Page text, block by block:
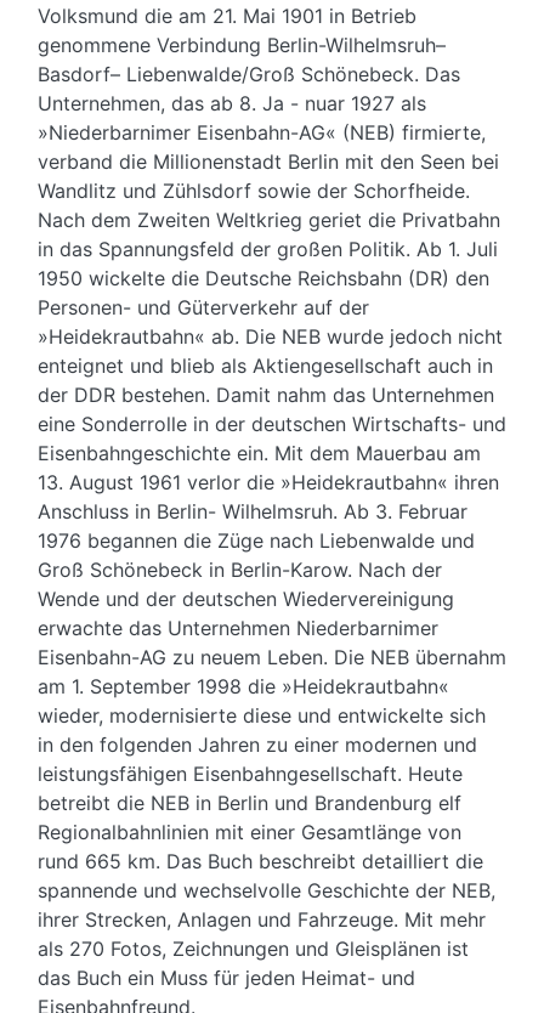
Volksmund die am 21. Mai 1901 in Betrieb
genommene Verbindung Berlin-Wilhelmsruh–
Basdorf– Liebenwalde/Groß Schönebeck. Das
Unternehmen, das ab 8. Ja - nuar 1927 als
»Niederbarnimer Eisenbahn-AG« (NEB) firmierte,
verband die Millionenstadt Berlin mit den Seen bei
Wandlitz und Zühlsdorf sowie der Schorfheide.
Nach dem Zweiten Weltkrieg geriet die Privatbahn
in das Spannungsfeld der großen Politik. Ab 1. Juli
1950 wickelte die Deutsche Reichsbahn (DR) den
Personen- und Güterverkehr auf der
»Heidekrautbahn« ab. Die NEB wurde jedoch nicht
enteignet und blieb als Aktiengesellschaft auch in
der DDR bestehen. Damit nahm das Unternehmen
eine Sonderrolle in der deutschen Wirtschafts- und
Eisenbahngeschichte ein. Mit dem Mauerbau am
13. August 1961 verlor die »Heidekrautbahn« ihren
Anschluss in Berlin- Wilhelmsruh. Ab 3. Februar
1976 begannen die Züge nach Liebenwalde und
Groß Schönebeck in Berlin-Karow. Nach der
Wende und der deutschen Wiedervereinigung
erwachte das Unternehmen Niederbarnimer
Eisenbahn-AG zu neuem Leben. Die NEB übernahm
am 1. September 1998 die »Heidekrautbahn«
wieder, modernisierte diese und entwickelte sich
in den folgenden Jahren zu einer modernen und
leistungsfähigen Eisenbahngesellschaft. Heute
betreibt die NEB in Berlin und Brandenburg elf
Regionalbahnlinien mit einer Gesamtlänge von
rund 665 km. Das Buch beschreibt detailliert die
spannende und wechselvolle Geschichte der NEB,
ihrer Strecken, Anlagen und Fahrzeuge. Mit mehr
als 270 Fotos, Zeichnungen und Gleisplänen ist
das Buch ein Muss für jeden Heimat- und
Eisenbahnfreund.